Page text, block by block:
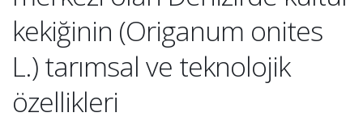
kekiğinin (Origanum onites
L.) tarımsal ve teknolojik
özellikleri